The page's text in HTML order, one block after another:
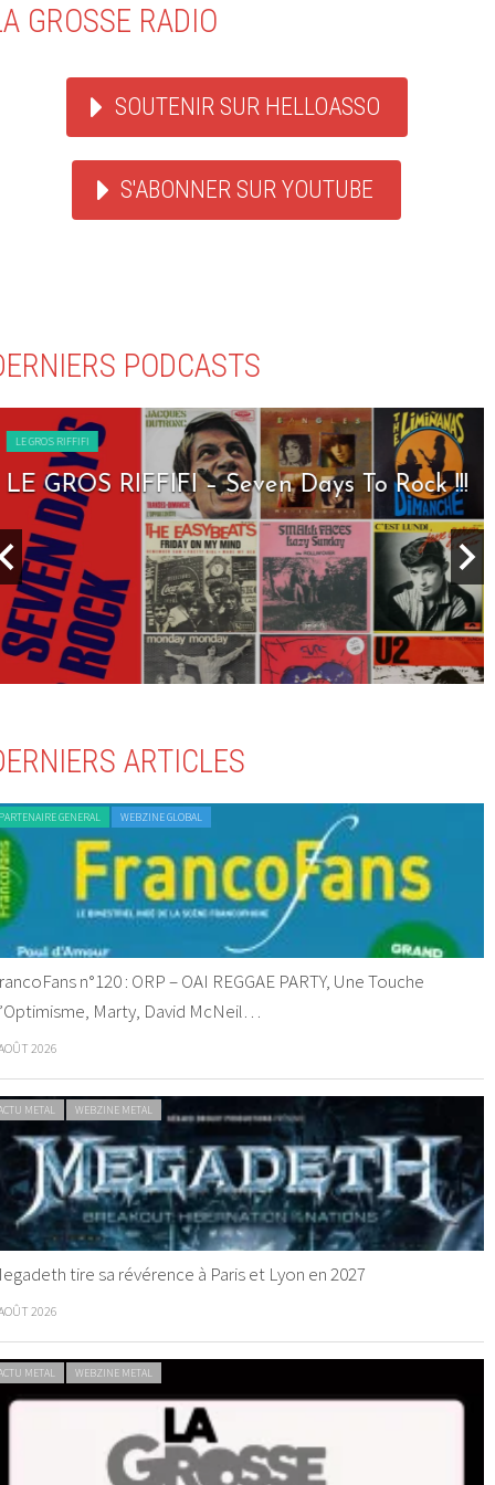
GROSSE RADIO
SOUTENIR SUR HELLOASSO
S'ABONNER SUR YOUTUBE
PODCASTS
LE GROS RIFFIFI
LE GROS RIFFIFI – Seven Days To Rock !!!
ARTICLES
GENERAL WEBZINE GLOBAL
n°120 : ORP – OAI REGGAE PARTY, Une Touche
Marty, David McNeil…
2026
METAL WEBZINE METAL
tire sa révérence à Paris et Lyon en 2027
2026
METAL WEBZINE METAL